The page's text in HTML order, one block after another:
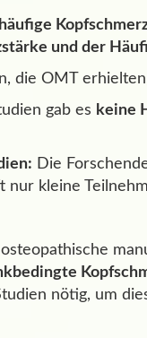
und der
die OMT
gab es keine
Die
nur kleine
nötig, um